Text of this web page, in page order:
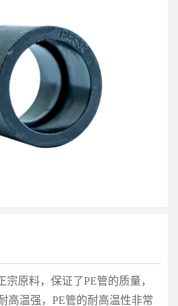
宗原料，保证了PE管的质量，
高温强，PE管的耐高温性非常